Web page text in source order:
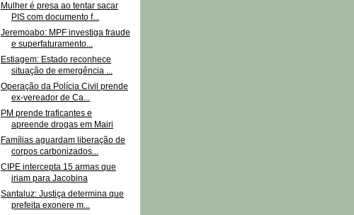
Mulher é presa ao tentar sacar
PIS com documento f...
Jeremoabo: MPF investiga fraude
e superfaturamento...
Estiagem: Estado reconhece
situação de emergência ...
Operação da Polícia Civil prende
ex-vereador de Ca...
PM prende traficantes e
apreende drogas em Mairi
Famílias aguardam liberação de
corpos carbonizados...
CIPE intercepta 15 armas que
iriam para Jacobina
Santaluz: Justiça determina que
prefeita exonere m...